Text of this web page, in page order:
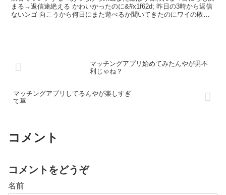
まる→返信途絶える かわいかったのに&#x1f62d; 昨日の3時から返信
ないンゴ 向こうから何日にまた遊べるか聞いてきたのにワイの敗北
マッチングアプリ始めてみたんやが男不
利じゃね？
マッチングアプリしてるんやが楽しすぎ
て草
コメント
コメントをどうぞ
名前